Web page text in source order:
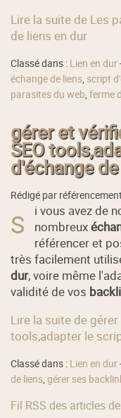
Lire la suite de Les
de liens en dur
Classé dans : Lien en dur
échange de liens, script
parasites du web,ferme
gérer et
SEO
d'échange
Rédigé par
S i vous avez de
nombreux
référencer et
très facilement
dur, voire même
validité de vos
Lire la suite de
tools,adapter le
Classé dans : Lien en dur
de liens,gérer ses
Fil RSS des articles